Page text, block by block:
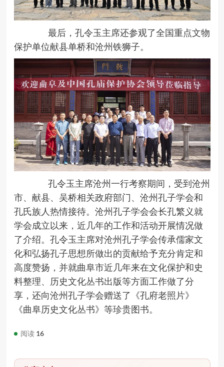
最后，孔令玉主席还参观了全国重点文物
保护单位献县单桥和沧州铁狮子。
孔令玉主席沧州一行考察期间，受到沧州
市、献县、吴桥相关政府部门、沧州孔子学会和
孔氏族人热情接待。沧州孔子学会会长孔繁义就
学会成立以来，近几年的工作和活动开展情况做
了介绍。孔令玉主席对沧州孔子学会传承儒家文
化和弘扬孔子思想所做出的贡献给予充分肯定和
高度赞扬，并就曲阜市近几年来在文化保护和史
料整理、历史文化丛书出版等方面工作做了分
享，还向沧州孔子学会赠送了《孔府老照片》
《曲阜历史文化丛书》等珍贵图书。
阅读 16